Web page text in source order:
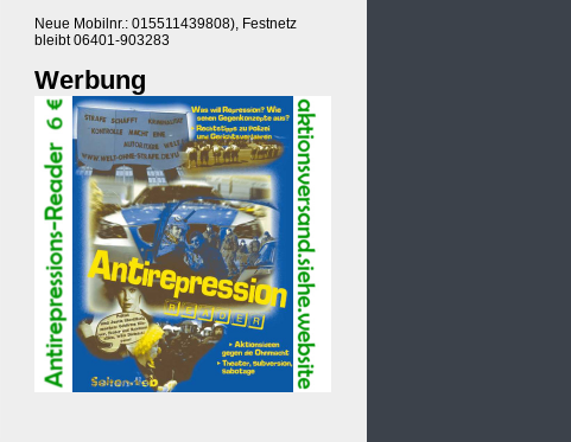
Neue Mobilnr.: 015511439808), Festnetz
bleibt 06401-903283
Werbung